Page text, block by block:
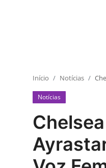
Início Notícias
Notícias